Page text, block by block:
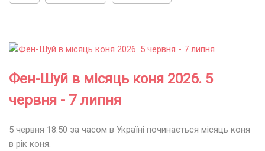
Фен-Шуй в місяць коня 2026. 5
червня - 7 липня
5 червня 18:50 за часом в Україні починається місяць коня
в рік коня.